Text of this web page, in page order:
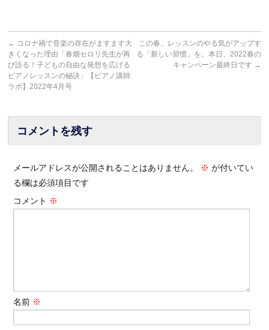
← コロナ禍で音楽の存在がますます大
きくなった理由「春畑セロリ先生が再
び語る！子どもの自由な発想を広げる
ピアノレッスンの秘訣」【ピアノ講師
ラボ】2022年4月号
この春、レッスンのやる気がアップす
る「新しい習慣」を。本日、2022春の
キャンペーン最終日です →
コメントを残す
メールアドレスが公開されることはありません。 ※ が付いてい
る欄は必須項目です
コメント ※
名前 ※